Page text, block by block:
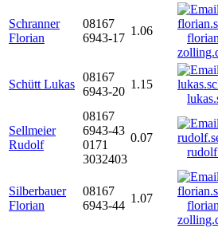
Schranner
Florian
08167
6943-17
1.06
Schütt Lukas
08167
6943-20
1.15
Sellmeier
Rudolf
08167
6943-43
0171
3032403
0.07
Silberbauer
Florian
08167
6943-44
1.07